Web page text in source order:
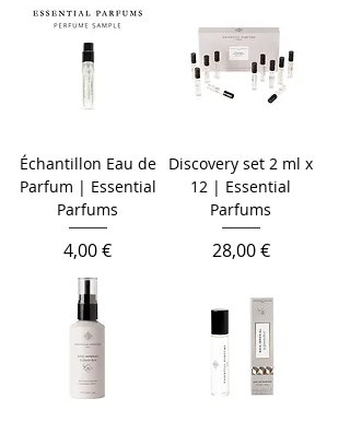
Échantillon Eau de
Parfum | Essential
Parfums
Prix
4,00 €
Discovery set 2 ml x
12 | Essential
Parfums
Prix
28,00 €